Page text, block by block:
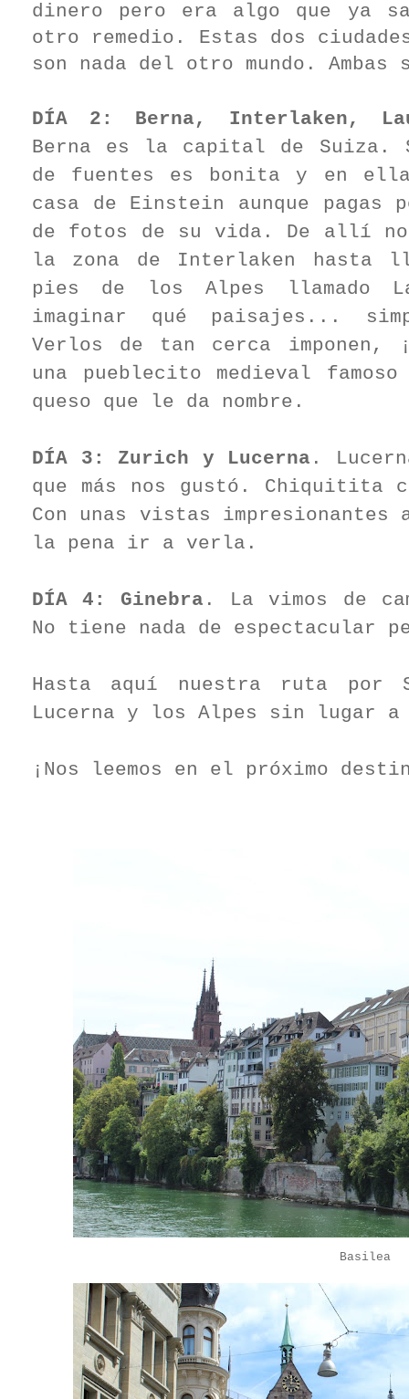
dinero pero era algo que ya
otro remedio. Estas dos
son nada del otro mundo.
DÍA 2:
Berna, Interlaken,
Berna es la capital de
de fuentes es bonita y en
casa de Einstein aunque pagas
de fotos de su vida. De allí
la zona de Interlaken hasta
pies de los Alpes llamado
imaginar qué paisajes...
Verlos de tan cerca imponen,
una pueblecito medieval
queso que le da nombre.
DÍA 3: Zurich y Lucerna .
que más nos gustó. Chiquitita
Con unas vistas impresionantes
la pena ir a verla.
DÍA 4: Ginebra . La vimos de
No tiene nada de espectacular
Hasta aquí nuestra ruta por
Lucerna y los Alpes sin lugar a
¡Nos leemos en el próximo
Basilea